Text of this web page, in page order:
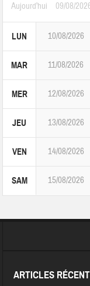
Aujourd'hui 09/08/
LUN 10/08/2026
MAR 11/08/2026
MER 12/08/2026
JEU 13/08/2026
VEN 14/08/2026
SAM 15/08/2026
ARTICLES